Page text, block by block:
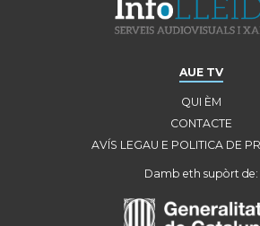
AUE TV
QUI ÈM
CONTACTE
AVÍS LEGAU E POLITICA DE
Damb eth supòrt de: